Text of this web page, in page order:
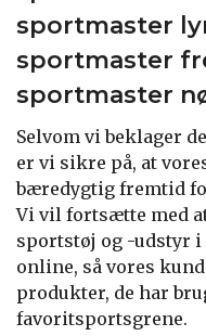
sportmaster
sportmaster
sportmaster
Selvom vi beklager
er vi sikre på, at
bæredygtig fremtid
Vi vil fortsætte med
sportstøj og -udstyr
online, så vores
produkter, de har
favoritsportsgrene.